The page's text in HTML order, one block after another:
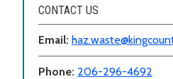
CONTACT US
Email:
Phone: 206-296-4692